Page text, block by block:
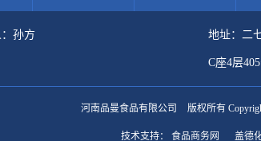
孙方 地址：二
C座4层
河南品曼食品有限公司 版权所有
技术支持： 食品商务网 盖德